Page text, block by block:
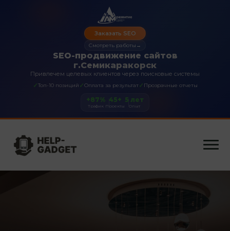
SEO-продвижение сайтов
г.Семикаракорск
Привлечем целевых клиентов через поисковые системы
✓Топ-10 позиций ✓Оплата за результат✓ Прозрачные отчеты
Заказать SEO
Смотреть работы →
+87%
Трафик
45+
Проекты
5 лет
Опыт